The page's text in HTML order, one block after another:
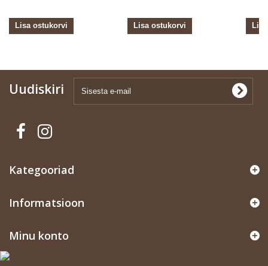
Lisa ostukorvi Lisa ostukorvi
Uudiskiri
Kategooriad
Informatsioon
Minu konto